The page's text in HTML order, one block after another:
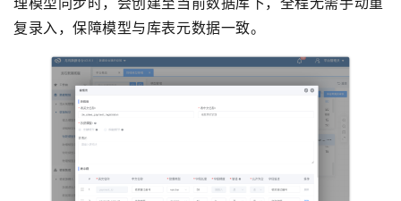
复录入，保障模型与库表元数据一致。